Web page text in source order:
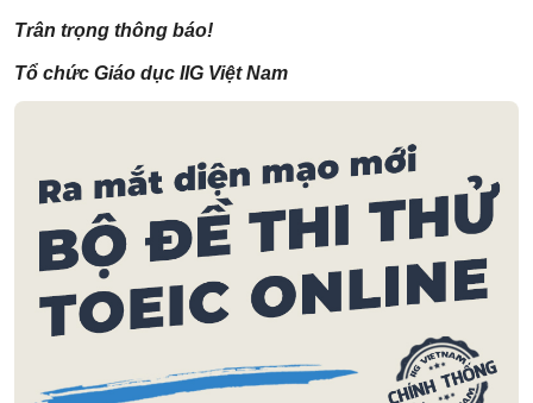
Trân trọng thông báo!
Tổ chức Giáo dục IIG Việt Nam